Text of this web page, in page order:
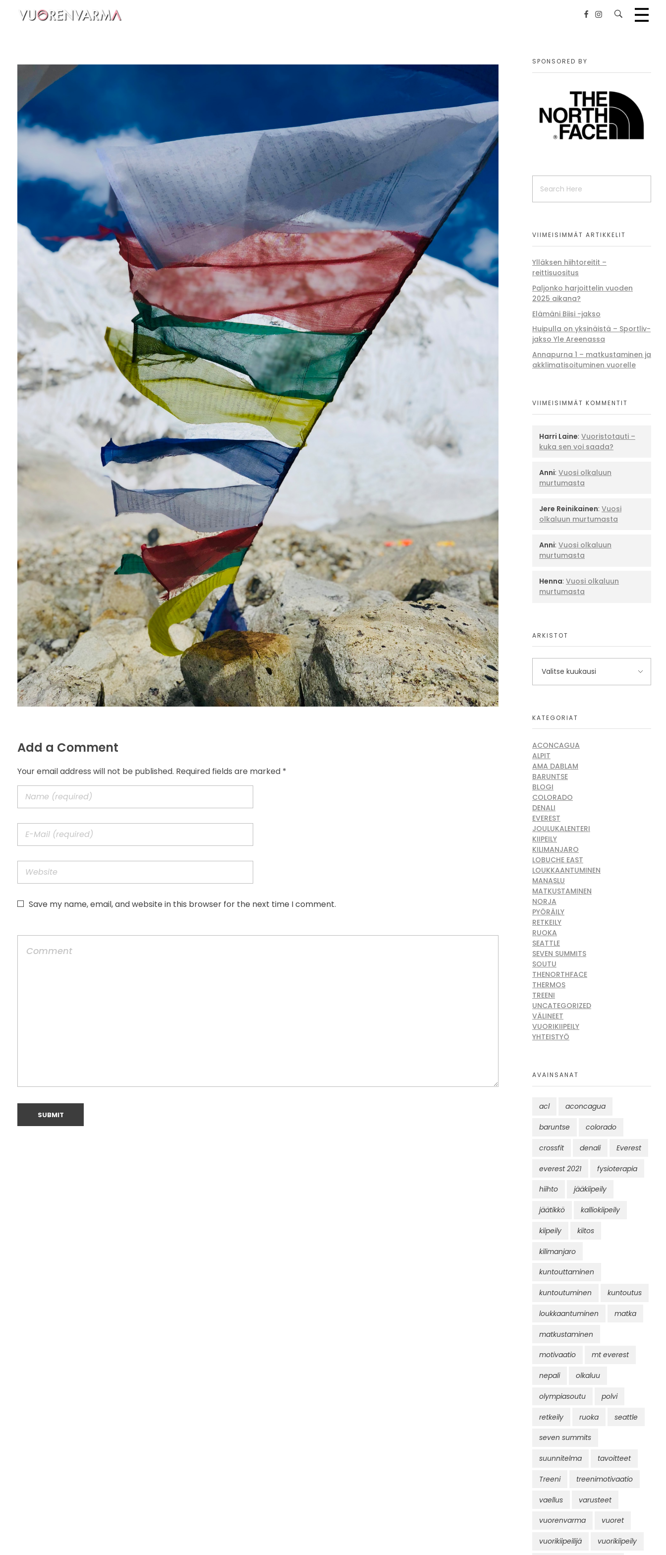
Add a Comment
Your email address will not be published. Required fields are marked *
Save my name, email, and website in this browser for the next time I comment.
SPONSORED BY
VIIMEISIMMÄT ARTIKKELIT
Ylläksen hiihtoreitit –
reittisuositus
Paljonko harjoittelin vuoden
2025 aikana?
Elämäni Biisi -jakso
Huipulla on yksinäistä – Sportliv-
jakso Yle Areenassa
Annapurna 1 – matkustaminen ja
akklimatisoituminen vuorelle
VIIMEISIMMÄT KOMMENTIT
Harri Laine: Vuoristotauti –
kuka sen voi saada?
Anni: Vuosi olkaluun
murtumasta
Jere Reinikainen: Vuosi
olkaluun murtumasta
Anni: Vuosi olkaluun
murtumasta
Henna: Vuosi olkaluun
murtumasta
ARKISTOT
KATEGORIAT
ACONCAGUA
ALPIT
AMA DABLAM
BARUNTSE
BLOGI
COLORADO
DENALI
EVEREST
JOULUKALENTERI
KIIPEILY
KILIMANJARO
LOBUCHE EAST
LOUKKAANTUMINEN
MANASLU
MATKUSTAMINEN
NORJA
PYÖRÄILY
RETKEILY
RUOKA
SEATTLE
SEVEN SUMMITS
SOUTU
THENORTHFACE
THERMOS
TREENI
UNCATEGORIZED
VÄLINEET
VUORIKIIPEILY
YHTEISTYÖ
AVAINSANAT
acl aconcagua
baruntse colorado
crossfit denali Everest
everest 2021 fysioterapia
hiihto jääkiipeily
jäätikkö kalliokiipeily
kiipeily kiitos
kilimanjaro
kuntouttaminen
kuntoutuminen kuntoutus
loukkaantuminen matka
matkustaminen
motivaatio mt everest
nepali olkaluu
olympiasoutu polvi
retkeily ruoka seattle
seven summits
suunnitelma tavoitteet
Treeni treenimotivaatio
vaellus varusteet
vuorenvarma vuoret
vuorikiipeilijä vuorikiipeily